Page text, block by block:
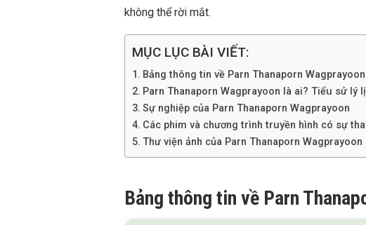
không thể rời mắt.
MỤC LỤC BÀI VIẾT:
Bảng thông tin về Parn Thanaporn Wagprayoon
Parn Thanaporn Wagprayoon là ai? Tiểu sử lý
Sự nghiệp của Parn Thanaporn Wagprayoon
Các phim và chương trình truyền hình có sự
Thư viện ảnh của Parn Thanaporn Wagprayoon
Bảng thông tin về Parn